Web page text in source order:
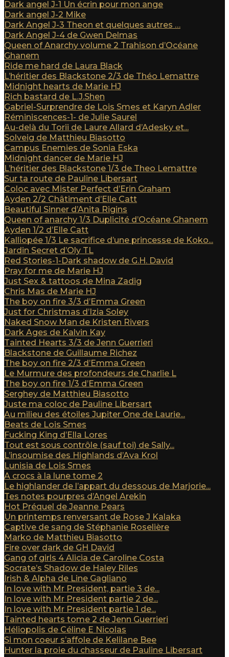
Dark angel J-1 Un écrin pour mon ange
Dark angel J-2 Mike
Dark Angel J-3 Theon et quelques autres …
Dark Angel J-4 de Gwen Delmas
Queen of Anarchy volume 2 Trahison d’Océane
Ghanem
Ride me hard de Laura Black
L’héritier des Blackstone 2/3 de Théo Lemattre
Midnight hearts de Marie HJ
Rich bastard de L.J.Shen
Gabriel-Surprendre de Lois Smes et Karyn Adler
Réminiscences-1- de Julie Saurel
Au-delà du Torii de Laure Allard d’Adesky et...
Solveig de Matthieu Biasotto
Campus Enemies de Sonia Eska
Midnight dancer de Marie HJ
L’héritier des Blackstone 1/3 de Theo Lemattre
Sur ta route de Pauline Libersart
Coloc avec Mister Perfect d’Erin Graham
Ayden 2/2 Châtiment d’Elle Catt
Beautiful Sinner d’Anita Rigins
Queen of anarchy 1/3 Duplicité d’Océane Ghanem
Ayden 1/2 d’Elle Catt
Kalliopée 1/3 Le sacrifice d’une princesse de Koko...
Jardin Secret d’Oly TL
Red Stories-1-Dark shadow de G.H. David
Pray for me de Marie HJ
Just Sex & tattoos de Mina Zadig
Chris Mas de Marie HJ
The boy on fire 3/3 d’Emma Green
Just for Christmas d’Izia Soley
Naked Snow Man de Kristen Rivers
Dark Ages de Kalvin Kay
Tainted Hearts 3/3 de Jenn Guerrieri
Blackstone de Guillaume Richez
The boy on fire 2/3 d’Emma Green
Le Murmure des profondeurs de Charlie L
The boy on fire 1/3 d’Emma Green
Serghey de Matthieu Biasotto
Juste ma coloc de Pauline Libersart
Au milieu des étoiles Jupiter One de Laurie...
Beats de Lois Smes
Fucking King d’Ella Lores
Tout est sous contrôle (sauf toi) de Sally...
L’insoumise des Highlands d’Ava Krol
Lunisia de Lois Smes
A crocs à la lune tome 2
Le highlander de l’appart du dessous de Marjorie...
Tes notes pourpres d’Angel Arekin
Hot Préquel de Jeanne Pears
Un printemps renversant de Rose J Kalaka
Captive de sang de Stéphanie Roselière
Marko de Matthieu Biasotto
Fire over dark de GH David
Gang of girls 4 Alicia de Caroline Costa
Socrate’s Shadow de Haley Riles
Irish & Alpha de Line Gagliano
In love with Mr President, partie 3 de...
In love with Mr President partie 2 de...
In love with Mr President partie 1 de...
Tainted hearts tome 2 de Jenn Guerrieri
Héliopolis de Céline E Nicolas
Si mon coeur s’affole de Kelilane Bee
Hunter la proie du chasseur de Pauline Libersart